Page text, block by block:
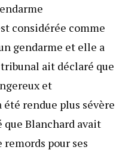
considérée comme
gendarme et elle a
ait déclaré que
et
rendue plus sévère
Blanchard avait
pour ses